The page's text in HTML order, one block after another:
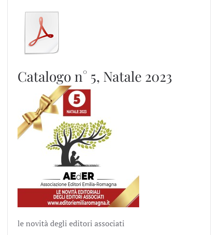
Catalogo n° 5, Natale 2023
le novità degli editori associati